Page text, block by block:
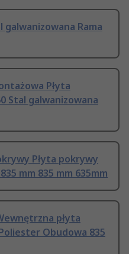
galwanizowana Rama
Płyta
Stal galwanizowana
Płyta pokrywy
mm 835 mm 635mm
płyta
Obudowa 835